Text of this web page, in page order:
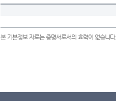
본 기본정보 자료는 증명서로서의 효력이 없습니다.